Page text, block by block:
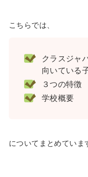
こちらでは、
クラスジャ
向いている
３つの特徴
学校概要
についてまとめていま